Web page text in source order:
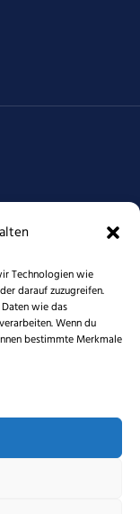
Technologien wie
darauf zuzugreifen.
wie das
Wenn du
bestimmte Merkmale
eine heile
Energien schützen
grüne